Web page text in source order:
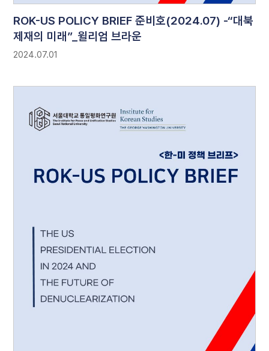
ROK-US POLICY BRIEF 준비호(2024.07) -“대북
제재의 미래”_윌리엄 브라운
2024.07.01